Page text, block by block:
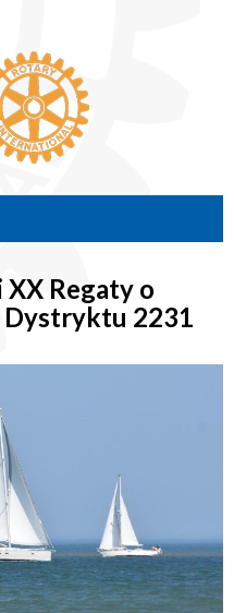
XX Regaty o
Dystryktu 2231